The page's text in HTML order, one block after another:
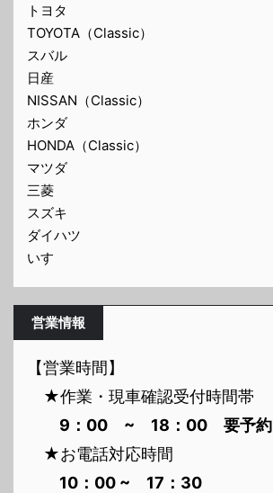
トヨタ
TOYOTA（Classic）
スバル
日産
NISSAN（Classic）
ホンダ
HONDA（Classic）
マツダ
三菱
スズキ
ダイハツ
いすゞ
営業情報
【営業時間】
★作業・現車確認受付時間帯
9：00 ~ 18：00 要予約
★お電話対応時間
10：00 ~ 17：30